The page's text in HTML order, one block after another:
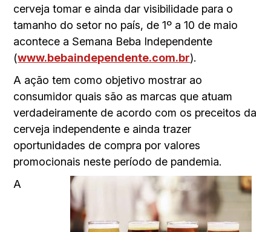
cerveja tomar e ainda dar visibilidade para o
tamanho do setor no país, de 1º a 10 de maio
acontece a Semana Beba Independente
(www.bebaindependente.com.br).
A ação tem como objetivo mostrar ao
consumidor quais são as marcas que atuam
verdadeiramente de acordo com os preceitos da
cerveja independente e ainda trazer
oportunidades de compra por valores
promocionais neste período de pandemia.
A